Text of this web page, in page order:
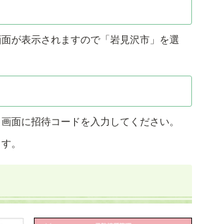
が表示されますので「岩見沢市」を選
面に招待コードを入力してください。
。